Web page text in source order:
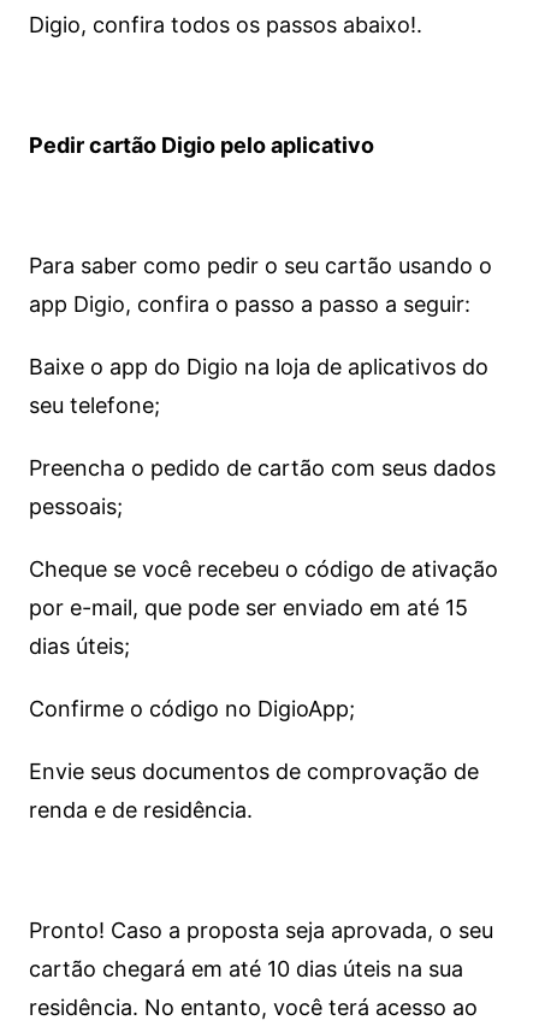
Digio, confira todos os passos abaixo!.
Pedir cartão Digio pelo aplicativo
Para saber como pedir o seu cartão usando o
app Digio, confira o passo a passo a seguir:
Baixe o app do Digio na loja de aplicativos do
seu telefone;
Preencha o pedido de cartão com seus dados
pessoais;
Cheque se você recebeu o código de ativação
por e-mail, que pode ser enviado em até 15
dias úteis;
Confirme o código no DigioApp;
Envie seus documentos de comprovação de
renda e de residência.
Pronto! Caso a proposta seja aprovada, o seu
cartão chegará em até 10 dias úteis na sua
residência. No entanto, você terá acesso ao